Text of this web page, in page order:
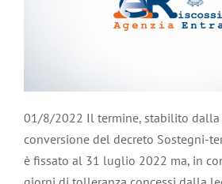
01/8/2022 Il termine, stabilito dalla
conversione del decreto Sostegni-
è fissato al 31 luglio 2022 ma, in